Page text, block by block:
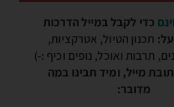
כדי לקבל במייל הדרכות
תכנון הטיול, אטרקציות,
תרבות ואוכל, נופים וכיף :-)
מייל, ומיד תבינו במה
מדובר: